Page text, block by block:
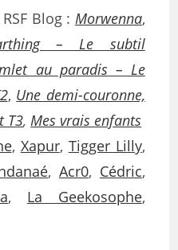
Blog : Morwenna,
– Le subtil
au paradis – Le
, Une demi-couronne,
T3,Mes vrais enfants
, Xapur, Tigger Lilly,
, Acr0, Cédric,
, La Geekosophe,